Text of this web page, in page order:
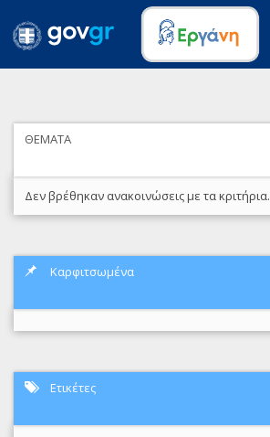
ΘΕΜΑΤΑ
Δεν βρέθηκαν ανακοινώσεις με τα κριτήρια.
Καρφιτσωμένα
Ετικέτες